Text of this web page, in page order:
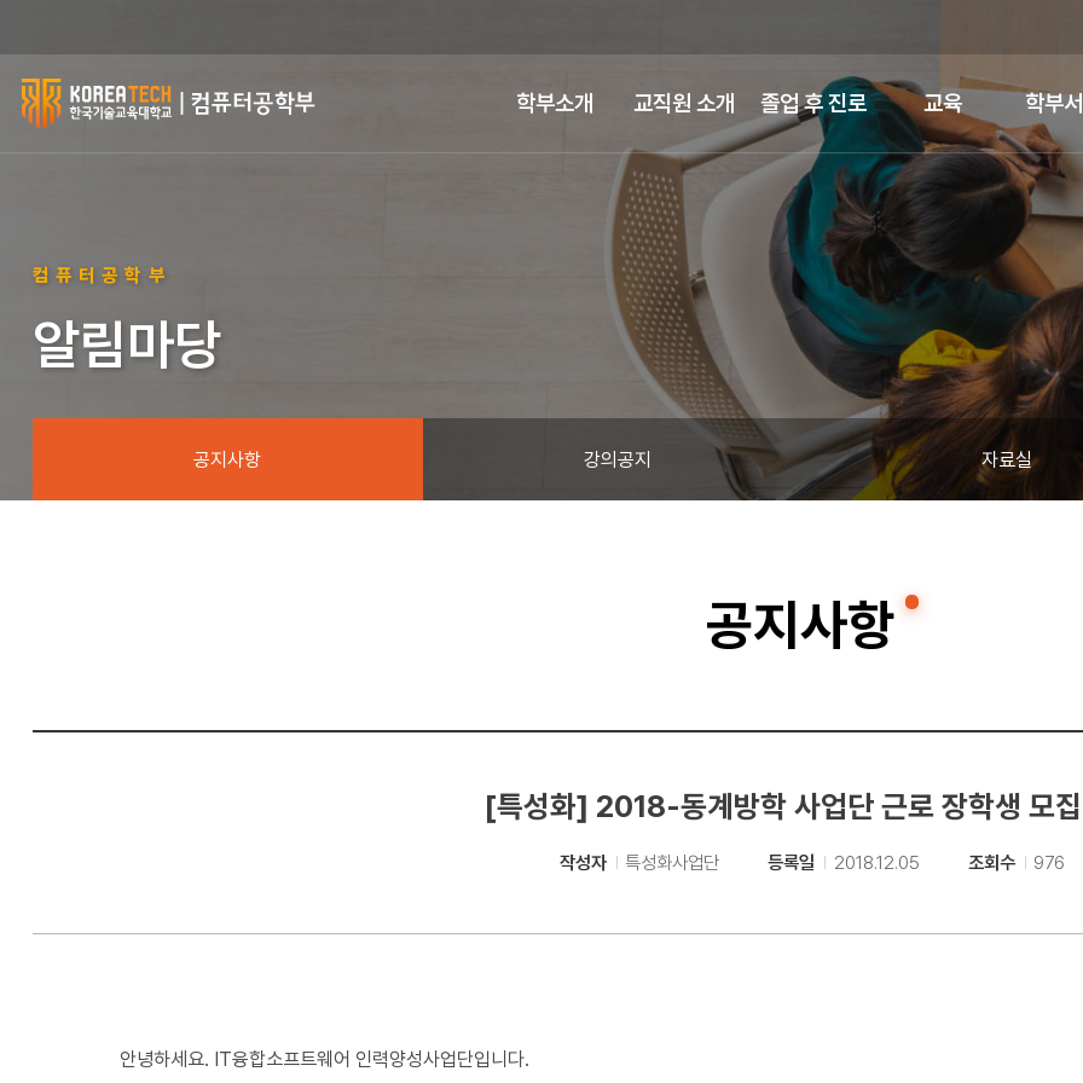
한
육
교
학
학부소개 교직원 소개 졸업 후 진로 교육 학부
컴퓨터공학부
알림마당
공지사항 강의공지 자료실
공지사항
[특성화] 2018-동계방학 사업단 근로 장학생 모집
작성자 특성화사업단 등록일 2018.12.05 조회수 976
안녕하세요. IT융합소프트웨어 인력양성사업단입니다.